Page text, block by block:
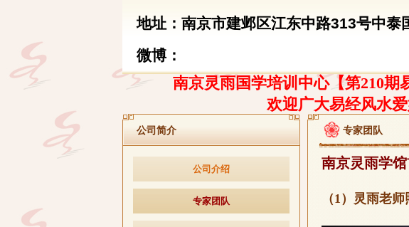
地址：南京市建邺区江东中路313号中泰
微博：
南京灵雨国学培训中心【第210期
欢迎广大易经风水
公司简介
公司介绍
专家团队
专家团队
南京灵雨学
（1）灵雨老